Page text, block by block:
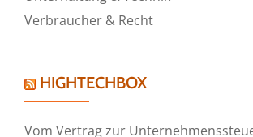
Verbraucher & Recht
HIGHTECHBOX
Vom Vertrag zur